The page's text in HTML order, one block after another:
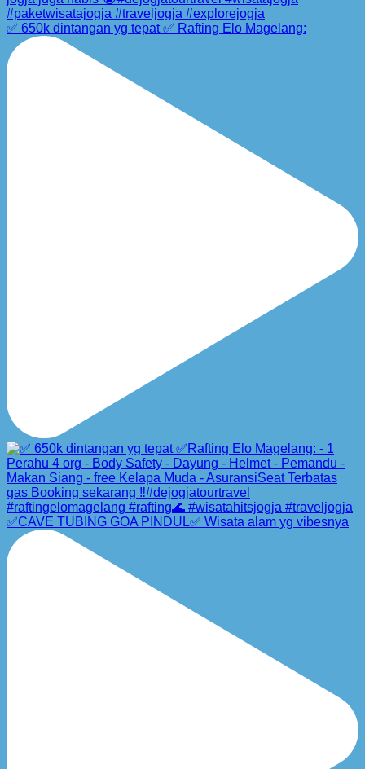
✅ 650k dintangan yg tepat ✅ Rafting Elo Magelang:
✅CAVE TUBING GOA PINDUL✅ Wisata alam yg vibesnya